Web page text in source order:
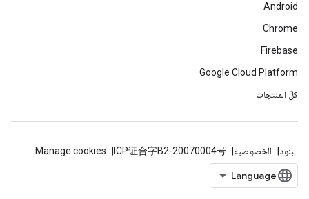
Android
Chrome
Firebase
Google Cloud Platform
كلّ المنتجات
البنود الخصوصية ICP证合字B2-20070004号
Manage cookies